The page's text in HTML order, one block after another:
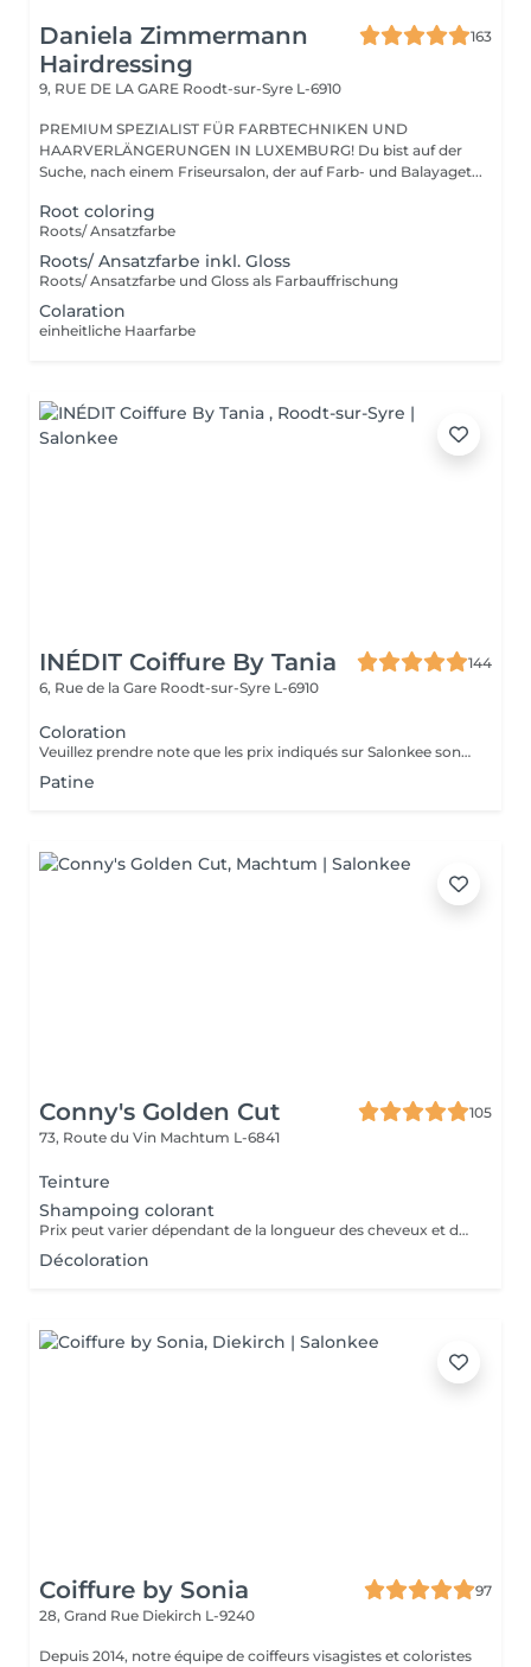
Daniela Zimmermann
Hairdressing
163
9, RUE DE LA GARE Roodt-sur-Syre L-6910
PREMIUM SPEZIALIST FÜR FARBTECHNIKEN UND
HAARVERLÄNGERUNGEN IN LUXEMBURG! Du bist auf der
Suche, nach einem Friseursalon, der auf Farb- und Balayaget...
Root coloring
Roots/ Ansatzfarbe
Roots/ Ansatzfarbe inkl. Gloss
Roots/ Ansatzfarbe und Gloss als Farbauffrischung
Colaration
einheitliche Haarfarbe
INÉDIT Coiffure By Tania
144
6, Rue de la Gare Roodt-sur-Syre L-6910
Coloration
Veuillez prendre note que les prix indiqués sur Salonkee sont communiqués à titre informatif et s'entendent de base. Ces derniers sont susceptibles de varier selon le diagnostic réalisé à votre arrivée au salon et l'expertise du professionnel à qui vous confiez votre beauté. Dans tous les cas, un devis précis vous sera proposé et toutes réalisations de prestations seront effectuées avec votre accord. Un grand merci d'avance pour votre compréhension. Au plaisir de vous revoir très vite.
Patine
Conny's Golden Cut
105
73, Route du Vin Machtum L-6841
Teinture
Shampoing colorant
Prix peut varier dépendant de la longueur des cheveux et de la quantité de teinture utilisée.
Décoloration
Coiffure by Sonia
97
28, Grand Rue Diekirch L-9240
Depuis 2014, notre équipe de coiffeurs visagistes et coloristes